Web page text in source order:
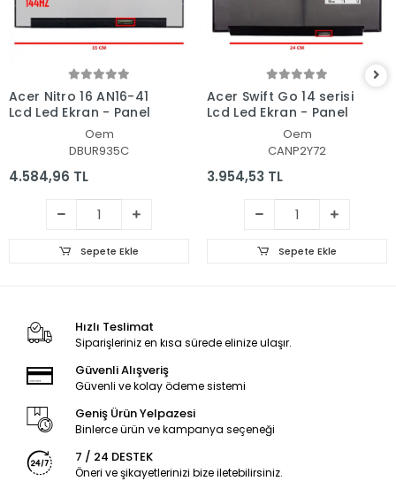
Acer Nitro 16 AN16-41
Lcd Led Ekran - Panel
Oem
DBUR935C
4.584,96 TL
Sepete Ekle
Acer Swift Go 14 serisi
Lcd Led Ekran - Panel
Oem
CANP2Y72
3.954,53 TL
Sepete Ekle
Hızlı Teslimat
Siparişleriniz en kısa sürede elinize ulaşır.
Güvenli Alışveriş
Güvenli ve kolay ödeme sistemi
Geniş Ürün Yelpazesi
Binlerce ürün ve kampanya seçeneği
7 / 24 DESTEK
Öneri ve şikayetlerinizi bize iletebilirsiniz.